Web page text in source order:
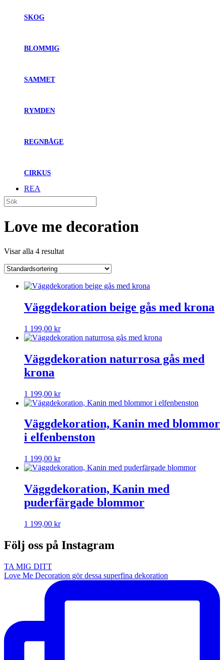
SKOG
BLOMMIG
SAMMET
RYMDEN
REGNBÅGE
CIRKUS
REA
Love me decoration
Visar alla 4 resultat
Väggdekoration beige gås med krona
1 199,00 kr
Väggdekoration naturrosa gås med
krona
1 199,00 kr
Väggdekoration, Kanin med blommor
i elfenbenston
1 199,00 kr
Väggdekoration, Kanin med
puderfärgade blommor
1 199,00 kr
Följ oss på Instagram
TA MIG DITT
Love Me Decoration gör dessa superfina dekoration